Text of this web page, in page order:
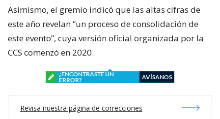
Asimismo, el gremio indicó que las altas cifras de
este año revelan “un proceso de consolidación de
este evento”, cuya versión oficial organizada por la
CCS comenzó en 2020.
¿ENCONTRASTE UN
ERROR?
AVÍSANOS
Revisa nuestra página de correcciones